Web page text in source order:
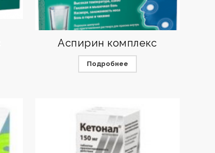
Аспирин комплекс
Подробнее